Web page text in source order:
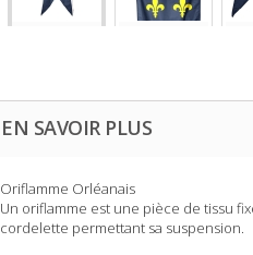
EN SAVOIR PLUS
Oriflamme Orléanais
Un oriflamme est une pièce de tissu
cordelette permettant sa suspension.